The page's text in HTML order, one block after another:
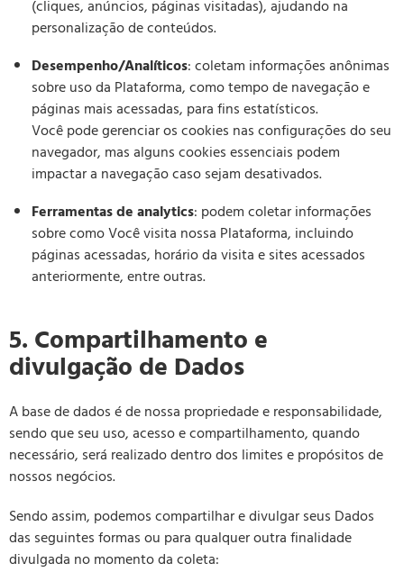
(cliques, anúncios, páginas visitadas), ajudando na
personalização de conteúdos.
Desempenho/Analíticos: coletam informações anônimas
sobre uso da Plataforma, como tempo de navegação e
páginas mais acessadas, para fins estatísticos.
Você pode gerenciar os cookies nas configurações do seu
navegador, mas alguns cookies essenciais podem
impactar a navegação caso sejam desativados.
Ferramentas de analytics: podem coletar informações
sobre como Você visita nossa Plataforma, incluindo
páginas acessadas, horário da visita e sites acessados
anteriormente, entre outras.
5. Compartilhamento e
divulgação de Dados
A base de dados é de nossa propriedade e responsabilidade,
sendo que seu uso, acesso e compartilhamento, quando
necessário, será realizado dentro dos limites e propósitos de
nossos negócios.
Sendo assim, podemos compartilhar e divulgar seus Dados
das seguintes formas ou para qualquer outra finalidade
divulgada no momento da coleta: